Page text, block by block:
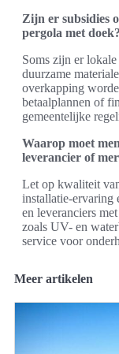
Zijn er subsidies
pergola met doek?
Soms zijn er
duurzame
overkapping
betaalplannen of
gemeentelijke
Waarop moet
leverancier of
Let op kwaliteit
installatie-ervaring
en leveranciers
zoals UV- en
service voor
Meer artikelen